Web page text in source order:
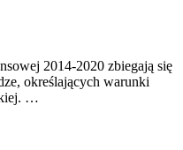
2014-2020 zbiegają się
określających warunki
…